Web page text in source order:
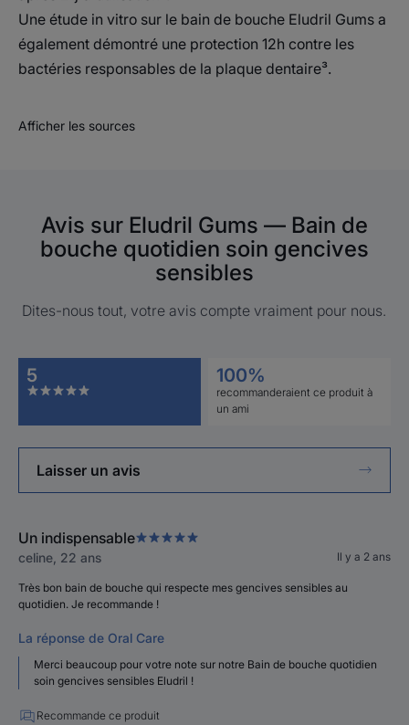
Une étude in vitro sur le bain de bouche Eludril Gums a
également démontré une protection 12h contre les
bactéries responsables de la plaque dentaire³.
Afficher les sources
Avis sur Eludril Gums — Bain de
bouche quotidien soin gencives
sensibles
Dites-nous tout, votre avis compte vraiment pour nous.
5 100%
recommanderaient ce produit à
un ami
Laisser un avis
Un indispensable
celine, 22 ans Il y a 2 ans
Très bon bain de bouche qui respecte mes gencives sensibles au
quotidien. Je recommande !
La réponse de Oral Care
Merci beaucoup pour votre note sur notre Bain de bouche quotidien
soin gencives sensibles Eludril !
Recommande ce produit